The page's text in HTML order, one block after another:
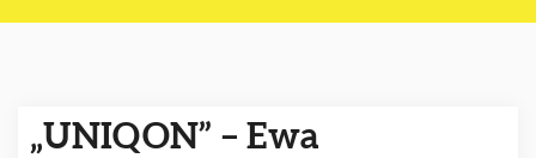
„UNIQON” – Ewa